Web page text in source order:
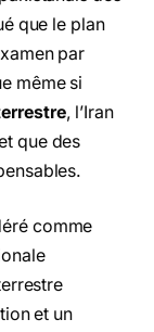
que le plan
par
même si
, l’Iran
que des
comme
et un